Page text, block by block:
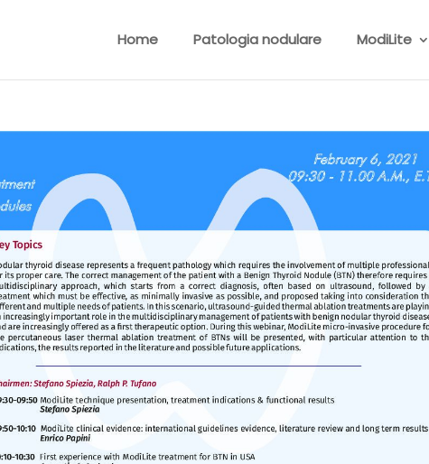
Home Patologia nodulare ModiLite